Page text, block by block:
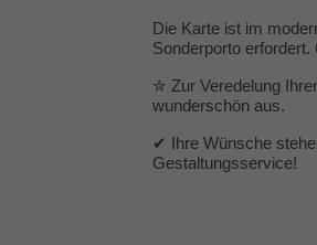
Die Karte ist im
Sonderporto
✮ Zur Veredelung
wunderschön aus.
✔ Ihre Wünsche
Gestaltungsservice!